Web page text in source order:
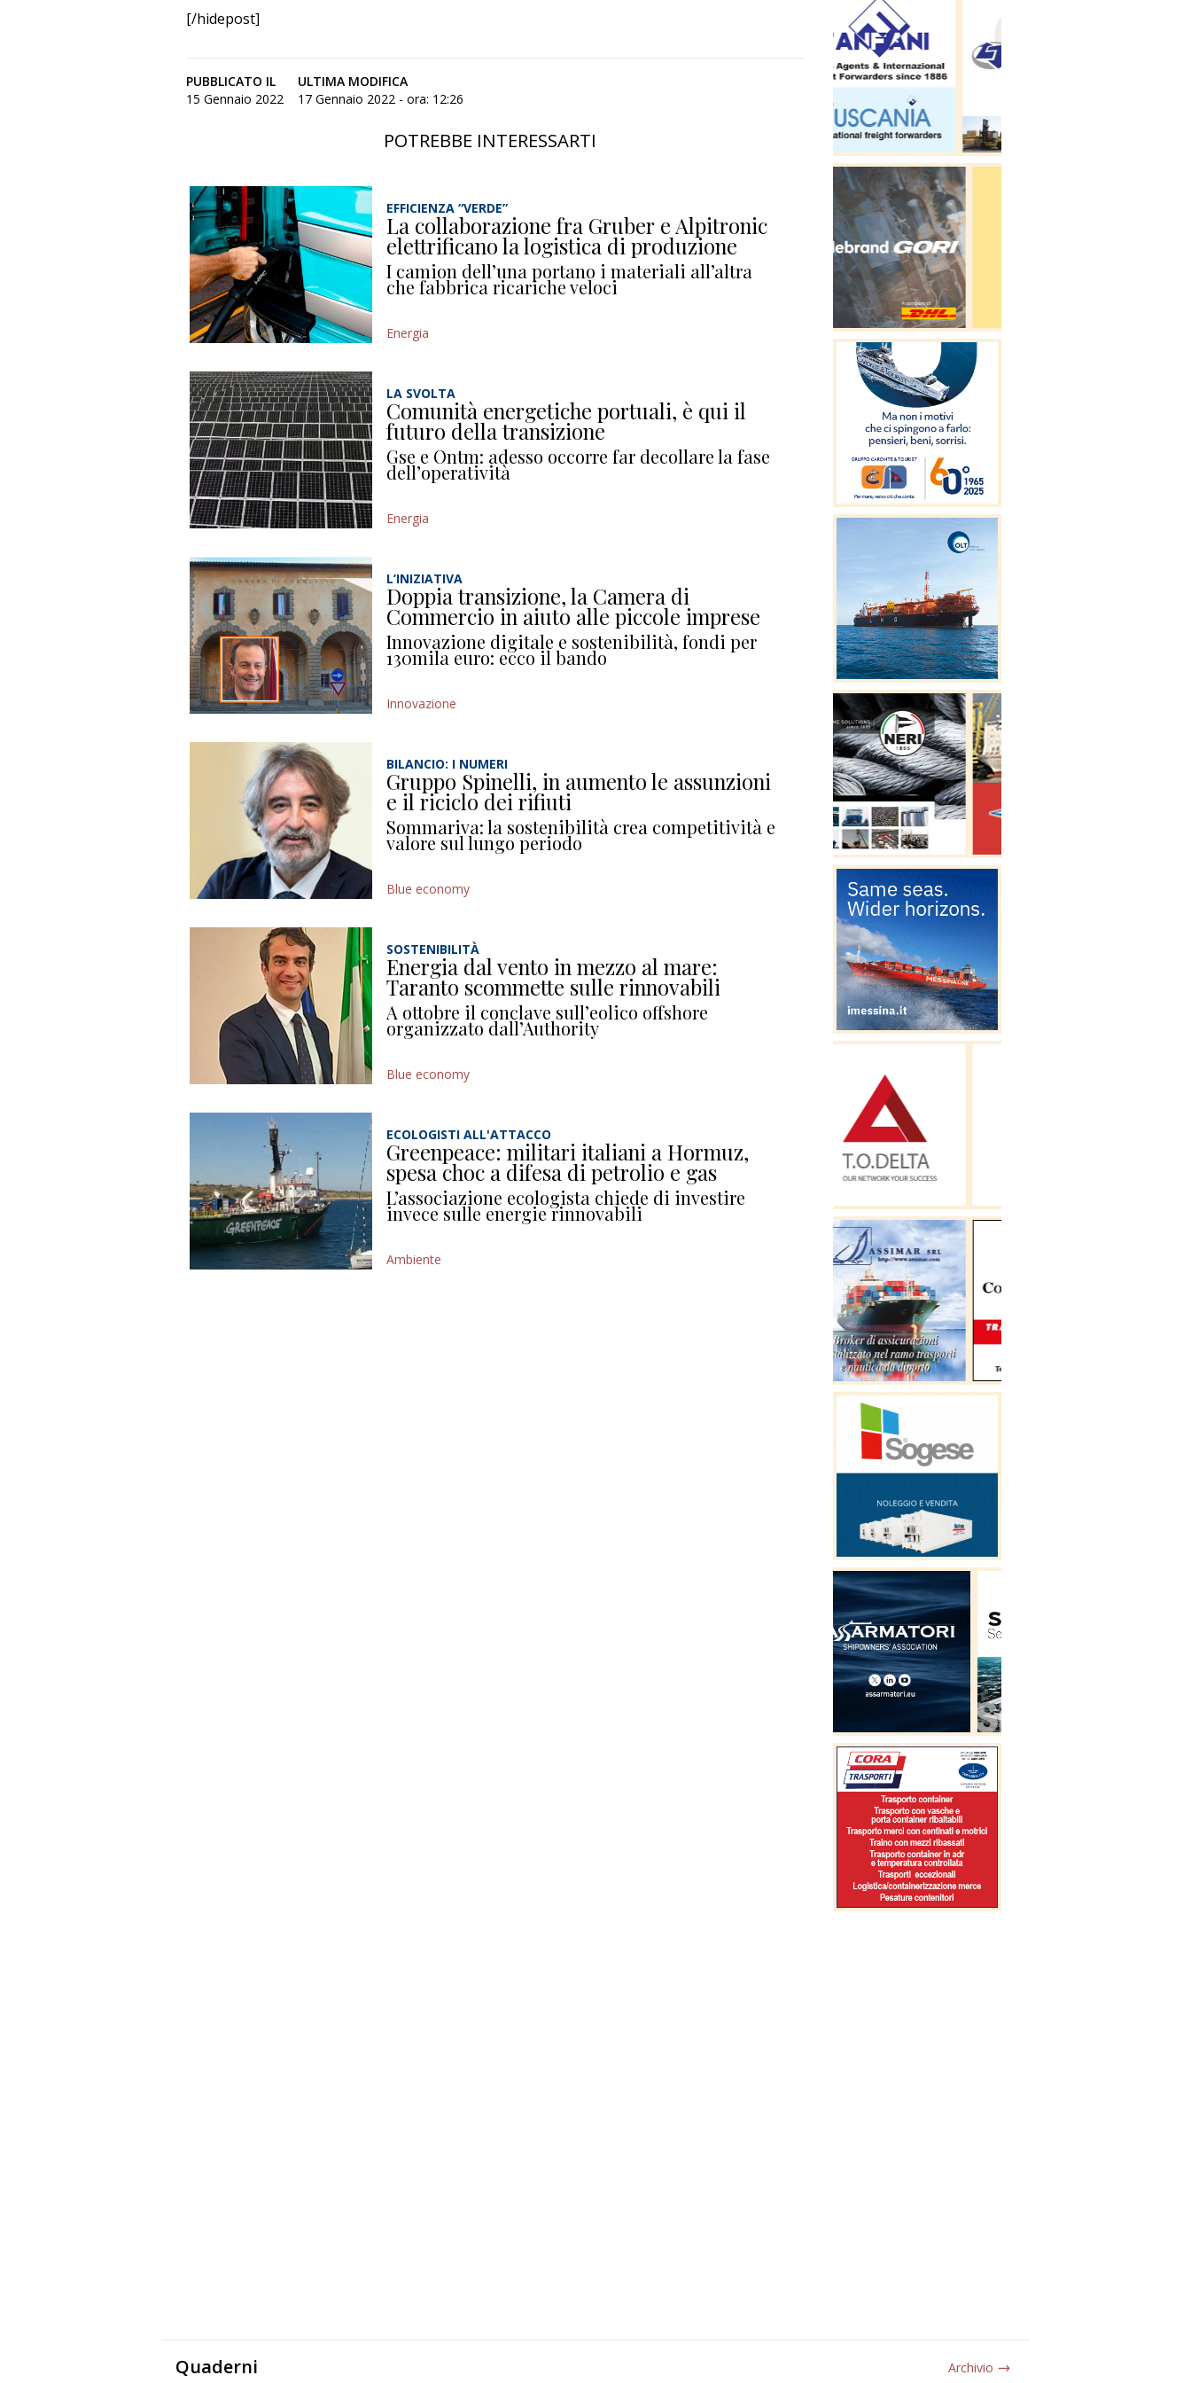
[/hidepost]
PUBBLICATO IL
15 Gennaio 2022
ULTIMA MODIFICA
17 Gennaio 2022 - ora: 12:26
POTREBBE INTERESSARTI
EFFICIENZA “VERDE”
La collaborazione fra Gruber e Alpitronic
elettrificano la logistica di produzione
I camion dell’una portano i materiali all’altra
che fabbrica ricariche veloci
Energia
LA SVOLTA
Comunità energetiche portuali, è qui il
futuro della transizione
Gse e Ontm: adesso occorre far decollare la fase
dell’operatività
Energia
L’INIZIATIVA
Doppia transizione, la Camera di
Commercio in aiuto alle piccole imprese
Innovazione digitale e sostenibilità, fondi per
130mila euro: ecco il bando
Innovazione
BILANCIO: I NUMERI
Gruppo Spinelli, in aumento le assunzioni
e il riciclo dei rifiuti
Sommariva: la sostenibilità crea competitività e
valore sul lungo periodo
Blue economy
SOSTENIBILITÀ
Energia dal vento in mezzo al mare:
Taranto scommette sulle rinnovabili
A ottobre il conclave sull’eolico offshore
organizzato dall’Authority
Blue economy
ECOLOGISTI ALL'ATTACCO
Greenpeace: militari italiani a Hormuz,
spesa choc a difesa di petrolio e gas
L’associazione ecologista chiede di investire
invece sulle energie rinnovabili
Ambiente
Quaderni Archivio